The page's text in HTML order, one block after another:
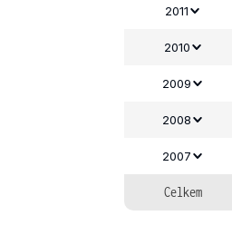
2011
2010
2009
2008
2007
Celkem